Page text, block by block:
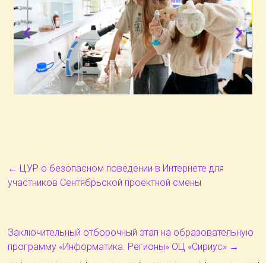
← ЦУР о безопасном поведении в Интернете для
участников Сентябрьской проектной смены
Заключительный отборочный этап на образовательную
программу «Информатика. Регионы» ОЦ «Сириус» →